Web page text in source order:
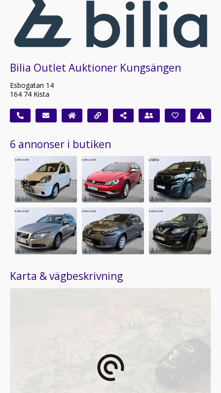
Bilia Outlet Auktioner Kungsängen
Esbogatan 14
164 74 Kista
6 annonser i butiken
Karta & vägbeskrivning